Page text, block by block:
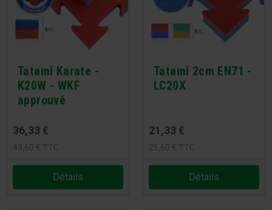
Tatami Karate -
K20W - WKF
approuvé
36,33 €
43,60 € TTC
Détails
Tatami 2cm EN71 -
LC20X
21,33 €
25,60 € TTC
Détails